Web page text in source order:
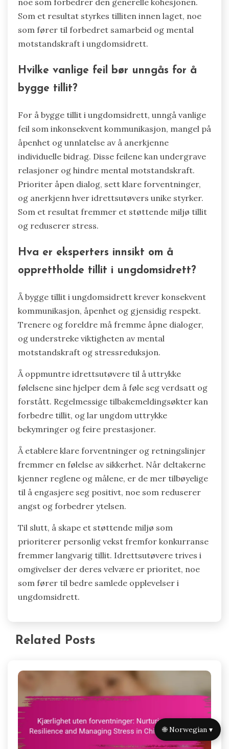
noe som forbedrer den generelle kohesjonen.
Som et resultat styrkes tilliten innen laget, noe
som fører til forbedret samarbeid og mental
motstandskraft i ungdomsidrett.
Hvilke vanlige feil bør unngås for å
bygge tillit?
For å bygge tillit i ungdomsidrett, unngå vanlige
feil som inkonsekvent kommunikasjon, mangel på
åpenhet og unnlatelse av å anerkjenne
individuelle bidrag. Disse feilene kan undergrave
relasjoner og hindre mental motstandskraft.
Prioriter åpen dialog, sett klare forventninger,
og anerkjenn hver idrettsutøvers unike styrker.
Som et resultat fremmer et støttende miljø tillit
og reduserer stress.
Hva er eksperters innsikt om å
opprettholde tillit i ungdomsidrett?
Å bygge tillit i ungdomsidrett krever konsekvent
kommunikasjon, åpenhet og gjensidig respekt.
Trenere og foreldre må fremme åpne dialoger,
og understreke viktigheten av mental
motstandskraft og stressreduksjon.
Å oppmuntre idrettsutøvere til å uttrykke
følelsene sine hjelper dem å føle seg verdsatt og
forstått. Regelmessige tilbakemeldingsøkter kan
forbedre tillit, og lar ungdom uttrykke
bekymringer og feire prestasjoner.
Å etablere klare forventninger og retningslinjer
fremmer en følelse av sikkerhet. Når deltakerne
kjenner reglene og målene, er de mer tilbøyelige
til å engasjere seg positivt, noe som reduserer
angst og forbedrer ytelsen.
Til slutt, å skape et støttende miljø som
prioriterer personlig vekst fremfor konkurranse
fremmer langvarig tillit. Idrettsutøvere trives i
omgivelser der deres velvære er prioritet, noe
som fører til bedre samlede opplevelser i
ungdomsidrett.
Related Posts
🌐 Norwegian ▾